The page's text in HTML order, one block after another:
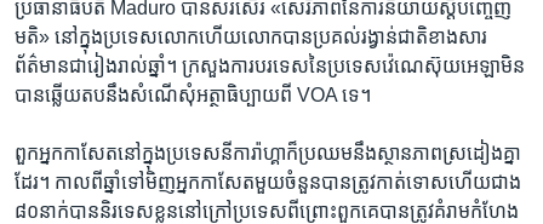
ប្រធានាធិបតី Maduro បានសរសើរ «សេរីភាព​នៃ​ការ​និយាយ​ស្តី​បញ្ចេញ​
មតិ» ​នៅ​ក្នុង​ប្រទេស​លោក​ហើយ​លោក​បាន​ប្រគល់រង្វាន់​ជាតិ​ខាង​សារ
ព័ត៌មានជា​រៀង​រាល់​ឆ្នាំ។​ ក្រសួង​ការបរទេស​នៃ​ប្រទេស​វ៉េណេស៊ុយអេឡា​មិន​
បាន​ឆ្លើយ​តប​នឹងសំណើ​សុំ​អត្ថាធិប្បាយ​ពី​ VOA ​ទេ។​
ពួក​អ្នក​កាសែត​នៅ​ក្នុង​ប្រទេស​នីការ៉ាហ្គា​ក៏​ប្រឈម​នឹងស្ថានភាពស្រដៀង​គ្នា​
ដែរ។​ កាល​ពី​ឆ្នាំ​ទៅ​មិញ​អ្នក​កាសែត​មួយ​ចំនួន​បាន​ត្រូវ​កាត់​ទោស​ហើយ​ជាង​
៨០​នាក់​បាន​និរទេស​ខ្លួន​នៅ​ក្រៅ​ប្រទេស​ពី​ព្រោះ​ពួក​គេ​បាន​ត្រូវ​គំរាម​កំហែង​